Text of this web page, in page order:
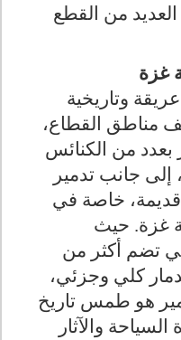
من القطع
غزة
وتاريخية
مناطق القطاع،
بعدد من الكنائس
إلى جانب تدمير
قديمة، خاصة في
غزة. حيث
تضم أكثر من
لدمار كلي وجزئي،
هو طمس تاريخ
والآثار